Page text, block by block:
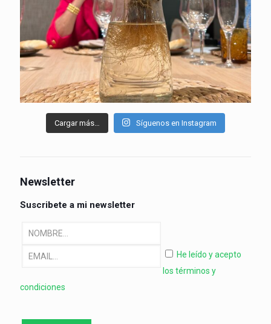
Cargar más… Síguenos en Instagram
Newsletter
Suscribete a mi newsletter
He leído y acepto
los términos y
condiciones